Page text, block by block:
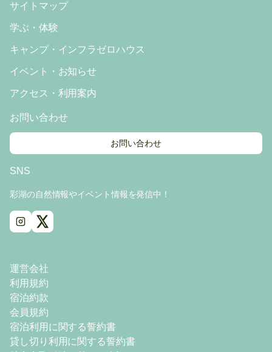
サイトマップ
学ぶ・体験
キャンプ・インフラゼロハウス
イベント・お知らせ
アクセス・利用案内
お問い合わせ
お問い合わせ
SNS
彩湖の自然情報やイベント情報を発信中！
運営会社
利用規約
宿泊約款
会員規約
宿泊利用に関する誓約書
貸し切り利用に関する誓約書